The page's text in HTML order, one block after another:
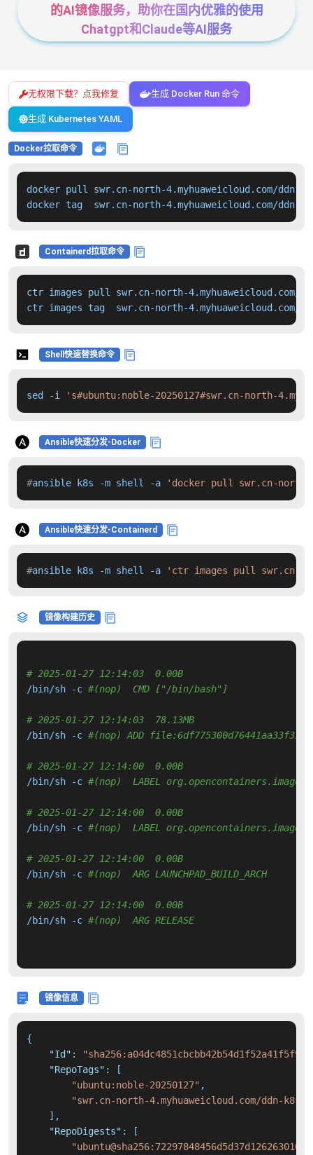
的AI镜像服务，助你在国内优雅的使用
Chatgpt和Claude等AI服务
无权限下载？点我修复 生成 Docker Run 命令
生成 Kubernetes YAML
Docker拉取命令
docker pull swr.cn-north-4.myhuaweicloud.com/ddn-
docker tag  swr.cn-north-4.myhuaweicloud.com/ddn-
Containerd拉取命令
ctr images pull swr.cn-north-4.myhuaweicloud.com/
ctr images tag  swr.cn-north-4.myhuaweicloud.com/
Shell快速替换命令
sed -i 's#ubuntu:noble-20250127#swr.cn-north-
Ansible快速分发-Docker
#ansible k8s -m shell -a 'docker pull swr.cn-north-
Ansible快速分发-Containerd
#ansible k8s -m shell -a 'ctr images pull swr.cn-
镜像构建历史
# 2025-01-27 12:14:03  0.00B
/bin/sh -c #(nop)  CMD ["/bin/bash"]
# 2025-01-27 12:14:03  78.13MB
/bin/sh -c #(nop) ADD
# 2025-01-27 12:14:00  0.00B
/bin/sh -c #(nop)  LABEL
# 2025-01-27 12:14:00  0.00B
/bin/sh -c #(nop)  LABEL
# 2025-01-27 12:14:00  0.00B
/bin/sh -c #(nop)  ARG LAUNCHPAD_BUILD_ARCH
# 2025-01-27 12:14:00  0.00B
/bin/sh -c #(nop)  ARG RELEASE
镜像信息
{
"Id" :
"RepoTags" :
[
"ubuntu:noble-20250127" ,
"swr.cn-north-4.myhuaweicloud.com/ddn-
] ,
"RepoDigests" :
[